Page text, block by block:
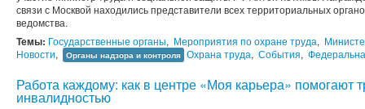
связи с Москвой находились представители всех территориальных
ведомства.
Темы: Государственные органы, Мероприятия по охране труда,
Новости, Органы надзора и контроля Охрана труда, События,
Работа каждому: как в центре «Моя карьера» помогают
инвалидностью